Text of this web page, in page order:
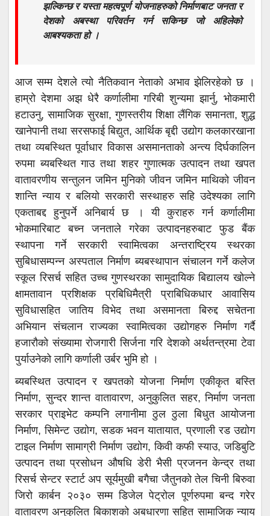
झल्किन्छ र यस्ता महत्वपूर्ण योजनाहरुको निर्माणबाट जनता र
देशको अबस्था परिवर्तन गर्न सकिन्छ जो अहिलेको
आबश्यकता हो ।
आज सम्म देशले त्यो नैतिकवान नेताको अभाव झेलिरहेको छ ।
हाम्रो देशमा अझ धेरै कर्णालीमा गरिबी शुन्यमा झार्नु, भोकमारी
हटाउनु, सामाजिक सुरक्षा, गुणस्तरीय शिक्षा लैंगिक समानता, शुद्ध
खानेपानी तथा सरसफाई बिद्युत, आर्थिक बृद्दी उद्योग कलकारखाना
तथा व्यबस्थित पूर्वाधार विकास असमानताको अन्त्य दिर्घकालिन
रुपमा ब्यबस्थित गाउ तथा शहर गुणात्मक उत्पादन तथा खपत
वातावरणीय सन्तुलन जमिन मुनिको जीवन जमिन माथिको जीवन
शान्ति न्याय र बलियो सरकारी सस्थाहरु सहि उदेश्यका लागि
एकताबद्द हुनुपर्ने अनिबार्य छ । यी कुराहरु गर्न कर्णालीमा
भोकमारिबाट बच्न जनताले गरेका उत्पादनहरुबाट फुड बैंक
स्थापना गर्ने सरकारी स्वामित्वका अन्तराष्ट्रिय स्थरका
सुबिधासम्पन्न अस्पताल निर्माण ब्यबस्थापान संचालन गर्ने कलेज
स्कूल रिसर्च सहित उच्च गुणस्थरका सामुदायिक बिद्यालय खोल्ने
क्षामतावान प्रशिक्षक प्रबिधिमैत्री प्राबिधिकधार आवासिय
सुविधासहित जातिय विभेद तथा असमानता बिरुद्द सचेतना
अभियान संचलान राज्यका स्वामित्वका उद्योगहरु निर्माण गर्दै
हजारौको संख्यामा रोजगारी सिर्जना गरि देशको अर्थतन्त्रमा टेवा
पुर्याउनेको लागि कर्णाली उर्बर भुमि हो ।
ब्यबस्थित उत्पादन र खपतको योजना निर्माण एकीकृत बस्ति
निर्माण, सुन्दर शान्त वातावारण, अनुकुलित सहर, निर्माण जनता
सरकार प्राइभेट कम्पनि लगानीमा ठुल ठुला बिधुत आयोजना
निर्माण, सिमेन्ट उद्योग, सडक भवन यातायात, प्रणाली रड उद्योग
टाइल निर्माण सामाग्री निर्माण उद्योग, किवी कफी स्याउ, जडिबुटि
उत्पादन तथा प्रसोधन औषधि डेरी भैसी प्रजनन केन्द्र तथा
रिसर्च सेन्टर स्टार्ट अप सूर्यमुखी बगैचा जैतुनको तेल चिनी बिरुवा
जिरो कार्बन २०३० सम्म डिजेल पेट्रोल पूर्णरुपमा बन्द गरेर
वातावरण अनुकुलित बिकाशको अबधारणा सहित सामाजिक न्याय